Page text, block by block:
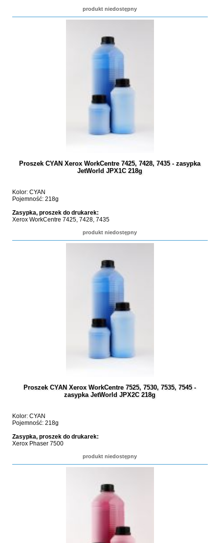
produkt niedostępny
Proszek CYAN Xerox WorkCentre 7425, 7428, 7435 - zasypka
JetWorld JPX1C 218g
Kolor: CYAN
Pojemność: 218g
Zasypka, proszek do drukarek:
Xerox WorkCentre 7425, 7428, 7435
produkt niedostępny
Proszek CYAN Xerox WorkCentre 7525, 7530, 7535, 7545 -
zasypka JetWorld JPX2C 218g
Kolor: CYAN
Pojemność: 218g
Zasypka, proszek do drukarek:
Xerox Phaser 7500
produkt niedostępny